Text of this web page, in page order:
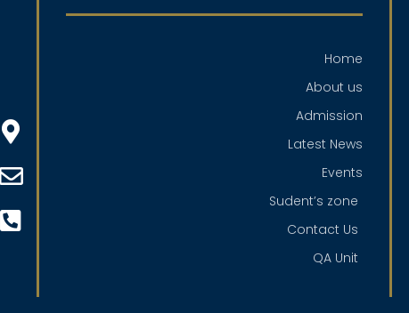
Home
About us
Admission
Latest News
Events
Sudent’s zone
Contact Us
QA Unit